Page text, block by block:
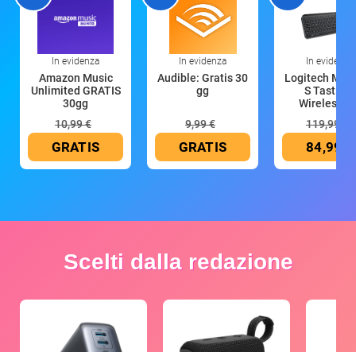
In evidenza
Amazon Music
Unlimited GRATIS
30gg
10,99 €
GRATIS
In evidenza
Audible: Gratis 30
gg
9,99 €
GRATIS
In evidenza
Logitech MX
S Tastiera
Wireless
119,99 €
84,99 €
Scelti dalla redazione